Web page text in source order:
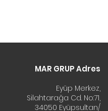
MAR GRUP Adres
Eyüp Merkez,
Silahtarağa Cd. No:71,
34050 Eyüpsultan/